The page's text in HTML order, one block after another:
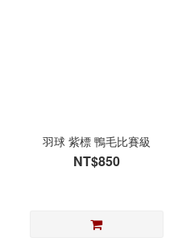
羽球 紫標 鴨毛比賽級
NT$850